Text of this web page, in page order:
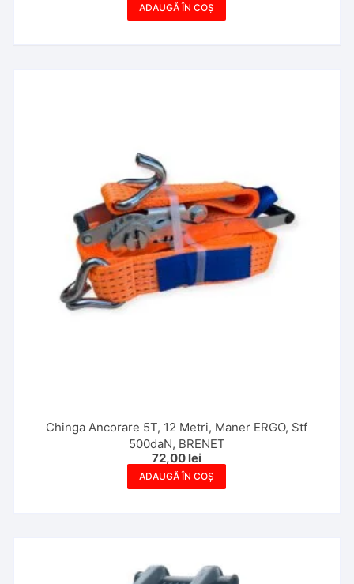
ADAUGĂ ÎN COȘ
Chinga Ancorare 5T, 12 Metri, Maner ERGO, Stf
500daN, BRENET
72,00 lei
ADAUGĂ ÎN COȘ